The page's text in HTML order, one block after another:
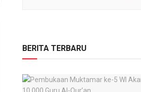
BERITA TERBARU